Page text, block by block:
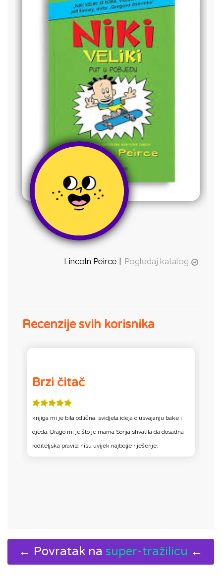
Lincoln Peirce | Pogledaj katalog
Recenzije svih korisnika
Brzi čitač
knjiga mi je bila odlična, svidjela ideja o usvajanju bake i
djeda. Drago mi je što je mama Sonja shvatila da dosadna
roditeljska pravila nisu uvijek najbolje riješenje.
← Povratak na super-tražilicu ←